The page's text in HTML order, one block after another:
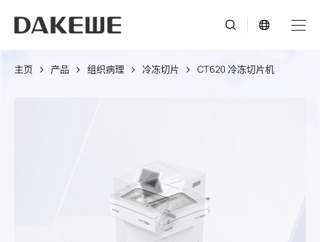
主页 产品 组织病理 冷冻切片 CT620 冷冻切片机